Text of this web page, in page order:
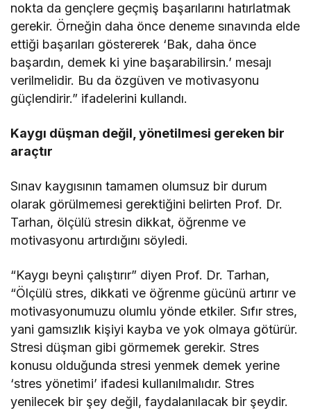
nokta da gençlere geçmiş başarılarını hatırlatmak
gerekir. Örneğin daha önce deneme sınavında elde
ettiği başarıları göstererek ‘Bak, daha önce
başardın, demek ki yine başarabilirsin.’ mesajı
verilmelidir. Bu da özgüven ve motivasyonu
güçlendirir.” ifadelerini kullandı.
Kaygı düşman değil, yönetilmesi gereken bir
araçtır
Sınav kaygısının tamamen olumsuz bir durum
olarak görülmemesi gerektiğini belirten Prof. Dr.
Tarhan, ölçülü stresin dikkat, öğrenme ve
motivasyonu artırdığını söyledi.
“Kaygı beyni çalıştırır” diyen Prof. Dr. Tarhan,
“Ölçülü stres, dikkati ve öğrenme gücünü artırır ve
motivasyonumuzu olumlu yönde etkiler. Sıfır stres,
yani gamsızlık kişiyi kayba ve yok olmaya götürür.
Stresi düşman gibi görmemek gerekir. Stres
konusu olduğunda stresi yenmek demek yerine
‘stres yönetimi’ ifadesi kullanılmalıdır. Stres
yenilecek bir şey değil, faydalanılacak bir şeydir.